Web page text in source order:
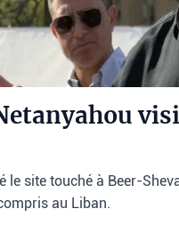
le site touché à Beer-
au Liban.